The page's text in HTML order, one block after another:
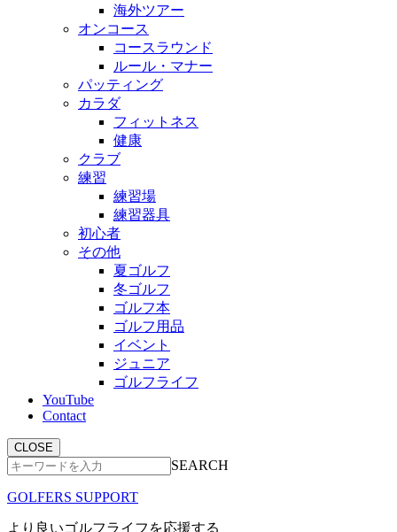
海外ツアー
オンコース
コースラウンド
ルール・マナー
パッティング
カラダ
フィットネス
健康
クラブ
練習
練習場
練習器具
初心者
その他
夏ゴルフ
冬ゴルフ
ゴルフ本
ゴルフ用品
イベント
ジュニア
ゴルフライフ
YouTube
Contact
CLOSE
SEARCH
GOLFERS SUPPORT
より良いゴルフライフを応援する